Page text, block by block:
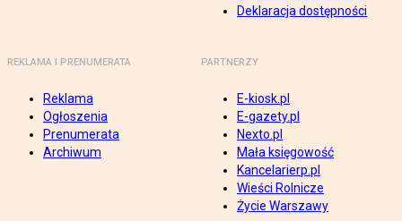
Deklaracja dostępności
REKLAMA I PRENUMERATA
Reklama
Ogłoszenia
Prenumerata
Archiwum
PARTNERZY
E-kiosk.pl
E-gazety.pl
Nexto.pl
Mała księgowość
Kancelarierp.pl
Wieści Rolnicze
Życie Warszawy